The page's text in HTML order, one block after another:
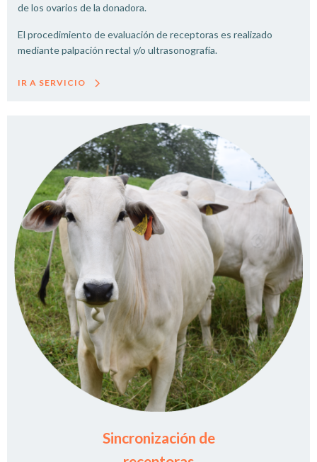
de los ovarios de la donadora.
El procedimiento de evaluación de receptoras es realizado
mediante palpación rectal y/o ultrasonografía.
IR A SERVICIO
Sincronización de